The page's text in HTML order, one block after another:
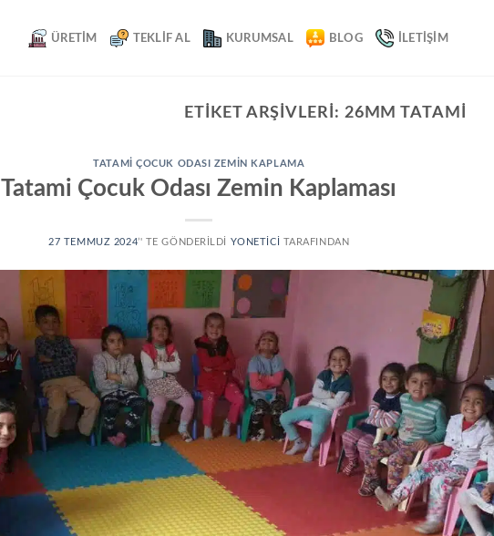
ÜRETIM TEKLIF AL KURUMSAL BLOG İLETIŞIM
ETIKET ARŞIVLERI: 26MM TATAMI
TATAMI ÇOCUK ODASI ZEMIN KAPLAMA
Tatami Çocuk Odası Zemin Kaplaması
27 TEMMUZ 2024’' TE GÖNDERILDI YONETICI TARAFINDAN